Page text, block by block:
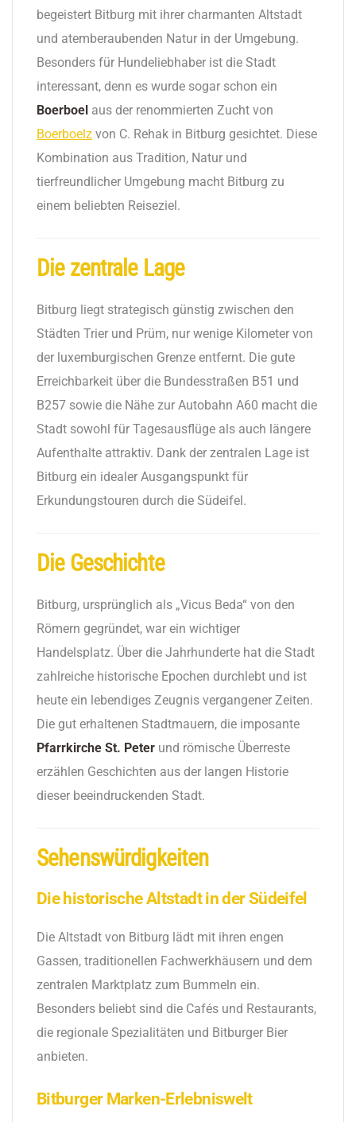
begeistert Bitburg mit ihrer charmanten Altstadt
und atemberaubenden Natur in der Umgebung.
Besonders für Hundeliebhaber ist die Stadt
interessant, denn es wurde sogar schon ein
Boerboel aus der renommierten Zucht von
Boerboelz von C. Rehak in Bitburg gesichtet. Diese
Kombination aus Tradition, Natur und
tierfreundlicher Umgebung macht Bitburg zu
einem beliebten Reiseziel.
Die zentrale Lage
Bitburg liegt strategisch günstig zwischen den
Städten Trier und Prüm, nur wenige Kilometer von
der luxemburgischen Grenze entfernt. Die gute
Erreichbarkeit über die Bundesstraßen B51 und
B257 sowie die Nähe zur Autobahn A60 macht die
Stadt sowohl für Tagesausflüge als auch längere
Aufenthalte attraktiv. Dank der zentralen Lage ist
Bitburg ein idealer Ausgangspunkt für
Erkundungstouren durch die Südeifel.
Die Geschichte
Bitburg, ursprünglich als „Vicus Beda“ von den
Römern gegründet, war ein wichtiger
Handelsplatz. Über die Jahrhunderte hat die Stadt
zahlreiche historische Epochen durchlebt und ist
heute ein lebendiges Zeugnis vergangener Zeiten.
Die gut erhaltenen Stadtmauern, die imposante
Pfarrkirche St. Peter und römische Überreste
erzählen Geschichten aus der langen Historie
dieser beeindruckenden Stadt.
Sehenswürdigkeiten
Die historische Altstadt in der Südeifel
Die Altstadt von Bitburg lädt mit ihren engen
Gassen, traditionellen Fachwerkhäusern und dem
zentralen Marktplatz zum Bummeln ein.
Besonders beliebt sind die Cafés und Restaurants,
die regionale Spezialitäten und Bitburger Bier
anbieten.
Bitburger Marken-Erlebniswelt